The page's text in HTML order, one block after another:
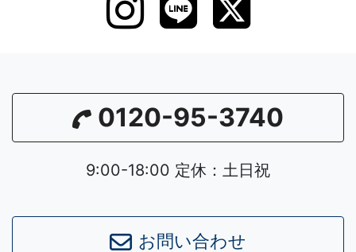
0120-95-3740
9:00-18:00 定休：土日祝
お問い合わせ